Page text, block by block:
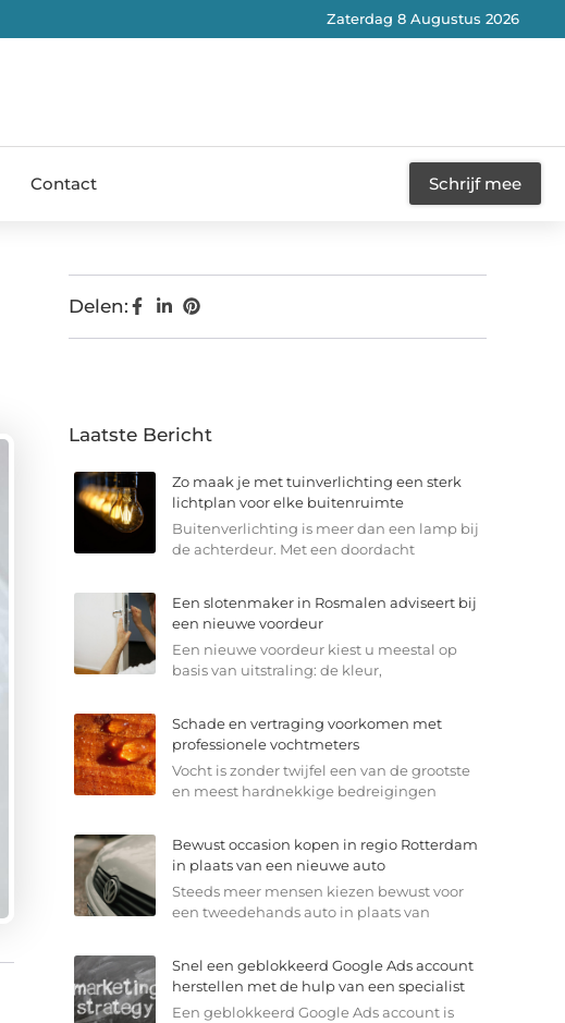
Zaterdag 8 Augustus 2026
Contact Schrijf mee
Delen:
Laatste Bericht
Zo maak je met tuinverlichting een sterk
lichtplan voor elke buitenruimte
Buitenverlichting is meer dan een lamp bij
de achterdeur. Met een doordacht
Een slotenmaker in Rosmalen adviseert bij
een nieuwe voordeur
Een nieuwe voordeur kiest u meestal op
basis van uitstraling: de kleur,
Schade en vertraging voorkomen met
professionele vochtmeters
Vocht is zonder twijfel een van de grootste
en meest hardnekkige bedreigingen
Bewust occasion kopen in regio Rotterdam
in plaats van een nieuwe auto
Steeds meer mensen kiezen bewust voor
een tweedehands auto in plaats van
Snel een geblokkeerd Google Ads account
herstellen met de hulp van een specialist
Een geblokkeerd Google Ads account is